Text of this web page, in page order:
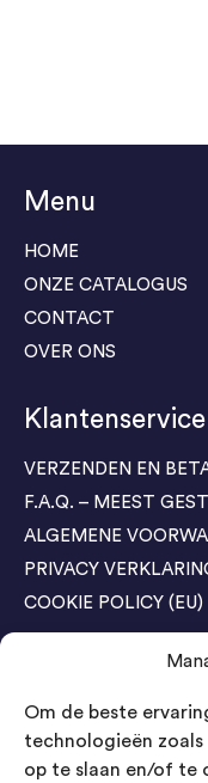
Om de beste
technologieën
op te slaan en/of te
Menu
HOME
ONZE CATALOGUS
CONTACT
OVER ONS
Klantenservice
VERZENDEN EN
F.A.Q. – MEEST
ALGEMENE
PRIVACY
COOKIE POLICY (EU)
Agenda Trade
04-05 November /
Bestel GRATIS